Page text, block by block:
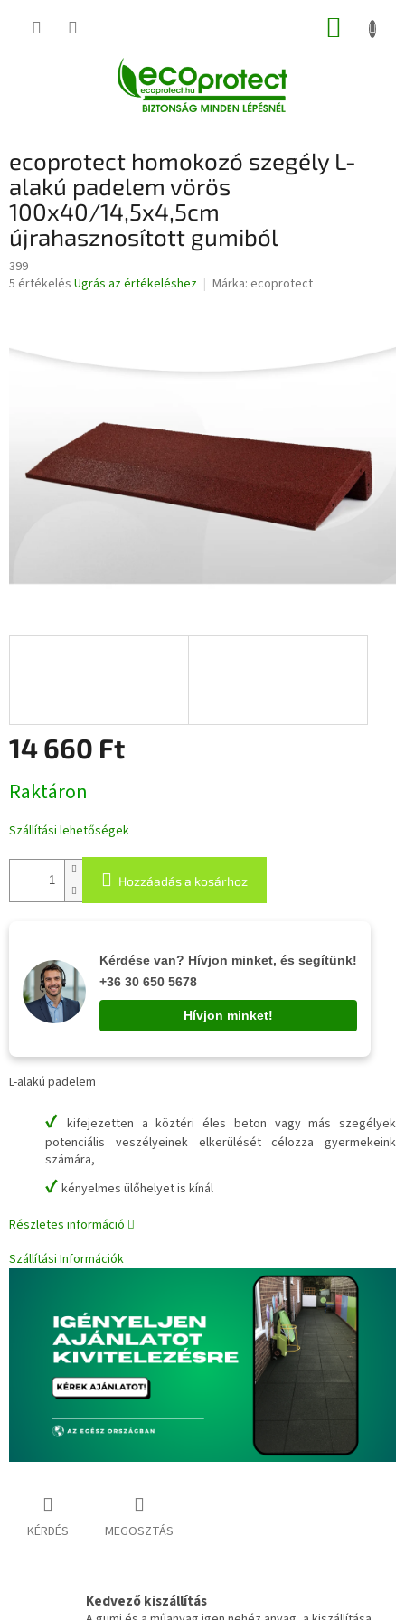
KOSÁR
ecoprotect homokozó szegély L-
alakú padelem vörös
100x40/14,5x4,5cm
újrahasznosított gumiból
399
A
5-
5 értékelés Ugrás az értékeléshez Márka: ecoprotect
14 660 Ft
Raktáron
Szállítási lehetőségek
Hozzáadás a kosárhoz
Kérdése van? Hívjon minket, és segítünk!
+36 30 650 5678
Hívjon minket!
L-alakú padelem
✔ kifejezetten a köztéri éles beton vagy más szegélyek
potenciális veszélyeinek elkerülését célozza gyermekeink
számára,
✔ kényelmes ülőhelyet is kínál
Részletes információ
Szállítási Információk
KÉRDÉS MEGOSZTÁS
Kedvező kiszállítás